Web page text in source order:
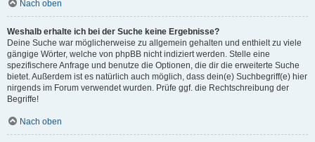
Nach oben
Weshalb erhalte ich bei der Suche keine Ergebnisse?
Deine Suche war möglicherweise zu allgemein gehalten und enthielt zu viele
gängige Wörter, welche von phpBB nicht indiziert werden. Stelle eine
spezifischere Anfrage und benutze die Optionen, die dir die erweiterte Suche
bietet. Außerdem ist es natürlich auch möglich, dass dein(e) Suchbegriff(e) hier
nirgends im Forum verwendet wurden. Prüfe ggf. die Rechtschreibung der
Begriffe!
Nach oben